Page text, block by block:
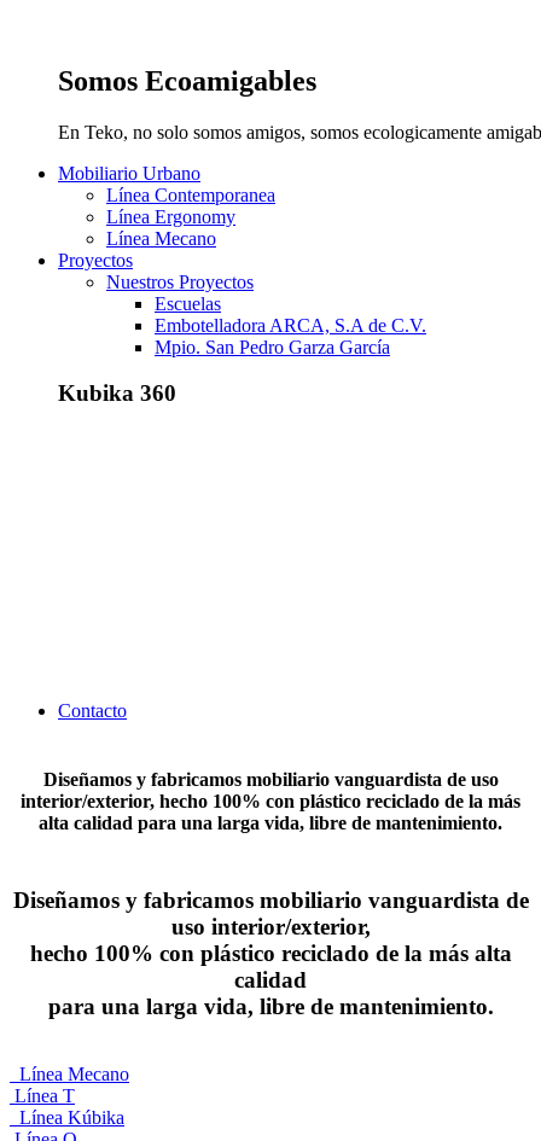
Somos Ecoamigables
En Teko, no solo somos amigos, somos ecologicamente
Mobiliario Urbano
Línea Contemporanea
Línea Ergonomy
Línea Mecano
Proyectos
Nuestros Proyectos
Escuelas
Embotelladora ARCA, S.A de C.V.
Mpio. San Pedro Garza García
Kubika 360
Contacto
Diseñamos y fabricamos mobiliario vanguardista de uso
interior/exterior, hecho 100% con plástico reciclado de la más
alta calidad para una larga vida, libre de mantenimiento.
Diseñamos y fabricamos mobiliario vanguardista de
uso interior/exterior,
hecho 100% con plástico reciclado de la más alta
calidad
para una larga vida, libre de mantenimiento.
Línea Mecano
Línea T
Línea Kúbika